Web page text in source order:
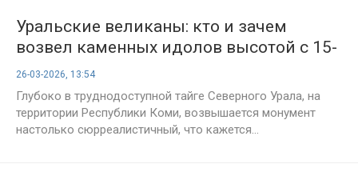
Уральские великаны: кто и зачем
возвел каменных идолов высотой с 15-
этажный дом?
26-03-2026, 13:54
Глубоко в труднодоступной тайге Северного Урала, на
территории Республики Коми, возвышается монумент
настолько сюрреалистичный, что кажется...